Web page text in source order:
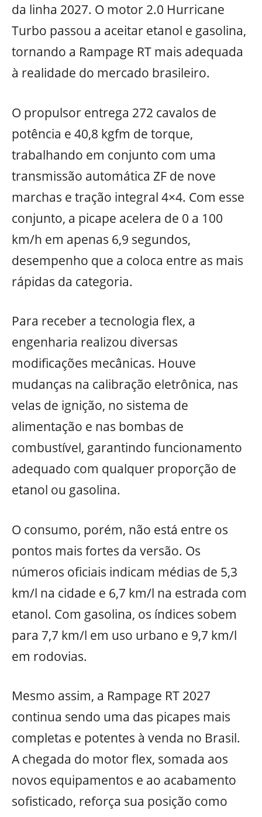
da linha 2027. O motor 2.0 Hurricane
Turbo passou a aceitar etanol e gasolina,
tornando a Rampage RT mais adequada
à realidade do mercado brasileiro.
O propulsor entrega 272 cavalos de
potência e 40,8 kgfm de torque,
trabalhando em conjunto com uma
transmissão automática ZF de nove
marchas e tração integral 4×4. Com esse
conjunto, a picape acelera de 0 a 100
km/h em apenas 6,9 segundos,
desempenho que a coloca entre as mais
rápidas da categoria.
Para receber a tecnologia flex, a
engenharia realizou diversas
modificações mecânicas. Houve
mudanças na calibração eletrônica, nas
velas de ignição, no sistema de
alimentação e nas bombas de
combustível, garantindo funcionamento
adequado com qualquer proporção de
etanol ou gasolina.
O consumo, porém, não está entre os
pontos mais fortes da versão. Os
números oficiais indicam médias de 5,3
km/l na cidade e 6,7 km/l na estrada com
etanol. Com gasolina, os índices sobem
para 7,7 km/l em uso urbano e 9,7 km/l
em rodovias.
Mesmo assim, a Rampage RT 2027
continua sendo uma das picapes mais
completas e potentes à venda no Brasil.
A chegada do motor flex, somada aos
novos equipamentos e ao acabamento
sofisticado, reforça sua posição como